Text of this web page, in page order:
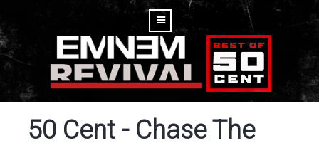
50 Cent - Chase The